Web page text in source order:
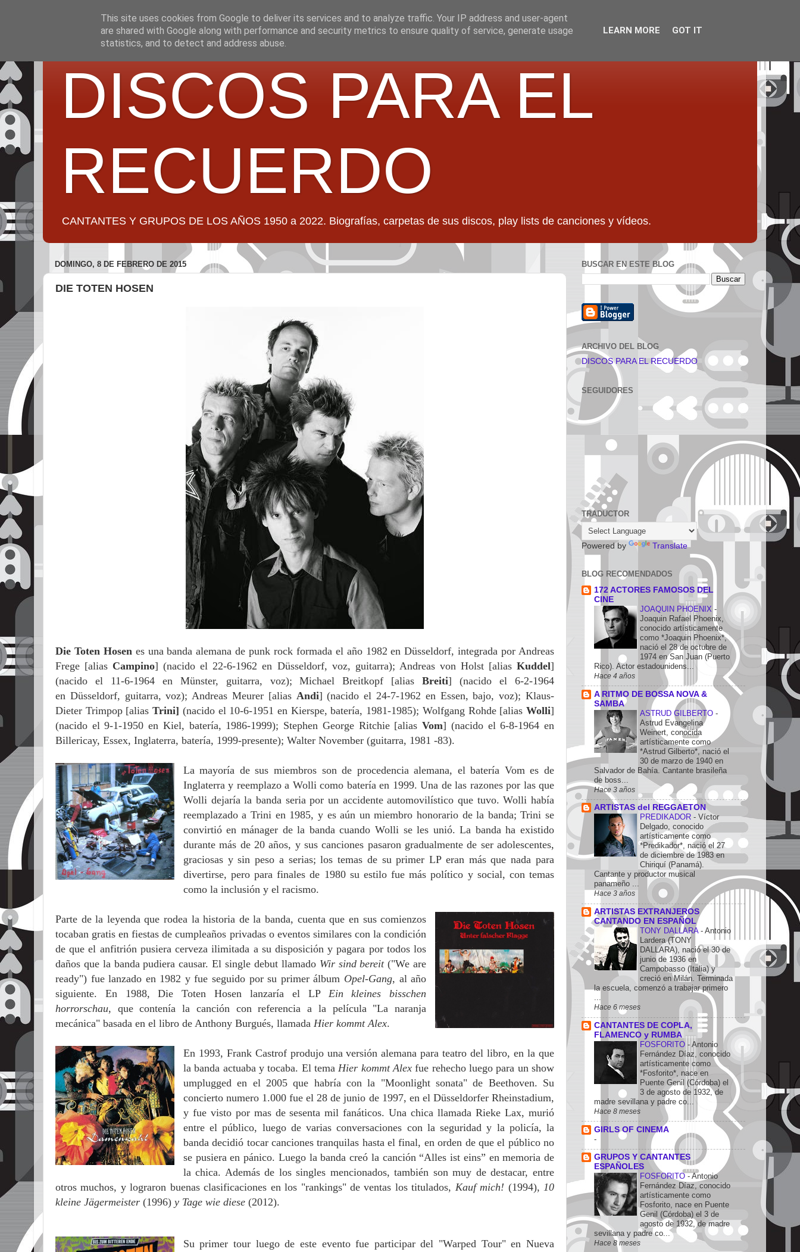
DISCOS PARA EL
RECUERDO
CANTANTES Y GRUPOS DE LOS AÑOS 1950 a 2022. Biografías, carpetas de sus discos, play lists de canciones y vídeos.
DOMINGO, 8 DE FEBRERO DE 2015
DIE TOTEN HOSEN
Die Toten Hosenes una banda alemana de punk rock formada el año 1982 en Düsseldorf, integrada por Andreas
Frege [alias Campino] (nacido el 22-6-1962 en Düsseldorf, voz, guitarra); Andreas von Holst [aliasKuddel]
(nacido el 11-6-1964 en Münster, guitarra, voz); Michael Breitkopf [aliasBreiti] (nacido el 6-2-1964
en Düsseldorf, guitarra, voz); Andreas Meurer [alias Andi] (nacido el 24-7-1962 en Essen, bajo, voz); Klaus-
Dieter Trimpop [aliasTrini] (nacido el 10-6-1951 en Kierspe, batería, 1981-1985); Wolfgang Rohde [aliasWolli]
(nacido el 9-1-1950 en Kiel, batería, 1986-1999); Stephen George Ritchie [aliasVom] (nacido el 6-8-1964 en
Billericay, Essex, Inglaterra, batería, 1999-presente); Walter November (guitarra, 1981 -83).
La mayoría de sus miembros son de procedencia alemana, el batería Vom es de
Inglaterra y reemplazo a Wolli como batería en 1999. Una de las razones por las que
Wolli dejaría la banda seria por un accidente automovilístico que tuvo. Wolli había
reemplazado a Trini en 1985, y es aún un miembro honorario de la banda; Trini se
convirtió en mánager de la banda cuando Wolli se les unió.La banda ha existido
durante más de 20 años, y sus canciones pasaron gradualmente de ser adolescentes,
graciosas y sin peso a serias; los temas de su primer LP eran más que nada para
divertirse, pero para finales de 1980 su estilo fue más político y social, con temas
como la inclusión y el racismo.
Parte de la leyenda que rodea la historia de la banda, cuenta que en sus comienzos
tocaban gratis en fiestas de cumpleaños privadas o eventos similares con la condición
de que el anfitrión pusiera cerveza ilimitada a su disposición y pagara por todos los
daños que la banda pudiera causar. El single debut llamado Wir sind bereit("We are
ready") fue lanzado en 1982 y fue seguido por su primer álbum Opel-Gang, al año
siguiente. En 1988, Die Toten Hosen lanzaría el LP Ein kleines bisschen
horrorschau, que contenía la canción con referencia a la película "La naranja
mecánica" basada en el libro de Anthony Burgués, llamada Hier kommt Alex.
En 1993, Frank Castrof produjo una versión alemana para teatro del libro, en la que
la banda actuaba y tocaba. El temaHier kommt Alexfue rehecho luego para un show
umplugged en el 2005 que habría con la "Moonlight sonata" de Beethoven. Su
concierto numero 1.000 fue el 28 de junio de 1997, en el Düsseldorfer Rheinstadium,
y fue visto por mas de sesenta mil fanáticos. Una chica llamada Rieke Lax, murió
entre el público, luego de varias conversaciones con la seguridad y la policía, la
banda decidió tocar canciones tranquilas hasta el final, en orden de que el público no
se pusiera en pánico. Luego la banda creó la canción “Alles ist eins” en memoria de
la chica. Además de los singles mencionados, también son muy de destacar, entre
otros muchos, y lograron buenas clasificaciones en los "rankings" de ventas los titulados, Kauf mich! (1994), 10
kleine Jägermeister (1996) y Tage wie diese (2012).
Su primer tour luego de este evento fue participar del "Warped Tour" en Nueva
BUSCAR EN ESTE BLOG
ARCHIVO DEL BLOG
DISCOS PARA EL RECUERDO
SEGUIDORES
TRADUCTOR
Powered by Translate
BLOG RECOMENDADOS
172 ACTORES FAMOSOS DEL
CINE
JOAQUIN PHOENIX -
Joaquin Rafael Phoenix,
conocido artísticamente
como *Joaquin Phoenix*,
nació el 28 de octubre de
1974 en San Juan (Puerto
Rico). Actor estadounidens...
Hace 4 años
A RITMO DE BOSSA NOVA &
SAMBA
ASTRUD GILBERTO -
Astrud Evangelina
Weinert, conocida
artísticamente como
*Astrud Gilberto*, nació el
30 de marzo de 1940 en
Salvador de Bahía. Cantante brasileña
de boss...
Hace 3 años
ARTISTAS del REGGAETON
PREDIKADOR - Víctor
Delgado, conocido
artísticamente como
*Predikador*, nació el 27
de diciembre de 1983 en
Chiriquí (Panamá).
Cantante y productor musical
panameño ...
Hace 3 años
ARTISTAS EXTRANJEROS
CANTANDO EN ESPAÑOL
TONY DALLARA - Antonio
Lardera (TONY
DALLARA), nació el 30 de
junio de 1936 en
Campobasso (Italia) y
creció en Milán. Terminada
la escuela, comenzó a trabajar primero
...
Hace 6 meses
CANTANTES DE COPLA,
FLAMENCO y RUMBA
FOSFORITO - Antonio
Fernández Díaz, conocido
artísticamente como
*Fosforito*, nace en
Puente Genil (Córdoba) el
3 de agosto de 1932, de
madre sevillana y padre co...
Hace 8 meses
GIRLS OF CINEMA
-
GRUPOS Y CANTANTES
ESPAÑOLES
FOSFORITO-Antonio
Fernández Díaz, conocido
artísticamente como
Fosforito, nace en Puente
Genil (Córdoba) el 3 de
agosto de 1932, de madre
sevillana y padre co...
Hace 8 meses
This site uses cookies from Google to deliver its services and to analyze traffic. Your IP address and user-agent
are shared with Google along with performance and security metrics to ensure quality of service, generate usage
statistics, and to detect and address abuse.
LEARN MORE GOT IT